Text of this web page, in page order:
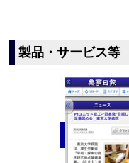
製品・サービス等